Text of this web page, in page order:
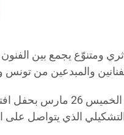
وتنطلق فعاليات